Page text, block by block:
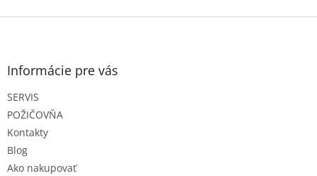
Z
Informácie pre vás
SERVIS
POŽIČOVŇA
Kontakty
Blog
Ako nakupovať